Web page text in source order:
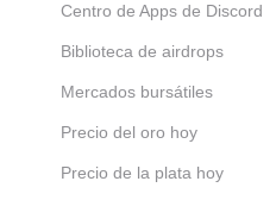
Centro de Apps de Discord
Biblioteca de airdrops
Mercados bursátiles
Precio del oro hoy
Precio de la plata hoy